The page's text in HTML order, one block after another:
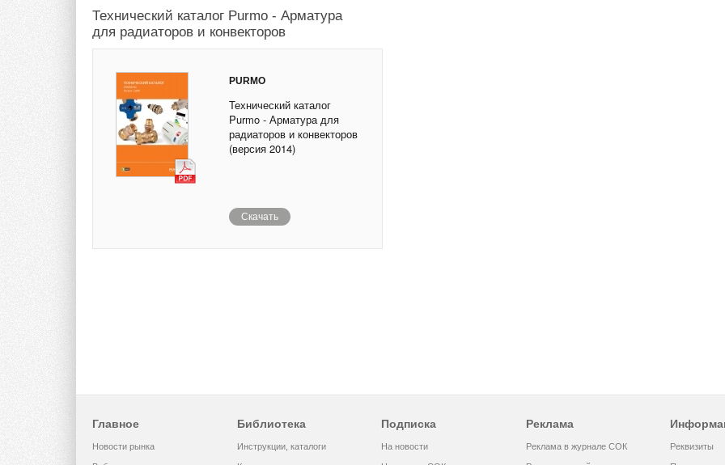
Технический каталог Purmo - Арматура
для радиаторов и конвекторов
PURMO
Технический каталог
Purmo - Арматура для
радиаторов и конвекторов
(версия 2014)
Скачать
Главное
Новости рынка
Библиотека
Инструкции, каталоги
Подписка
На новости
Реклама
Реклама в журнале СОК Реквизиты